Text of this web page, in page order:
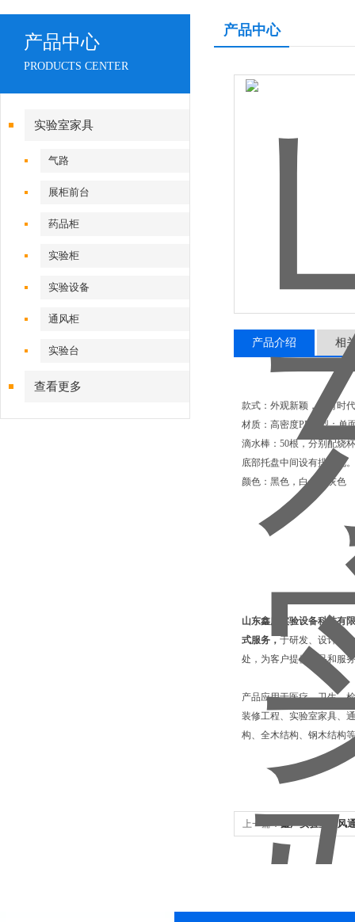
产品中心
PRODUCTS CENTER
实验室家具
气路
展柜前台
药品柜
实验柜
实验设备
通风柜
实验台
查看更多
产品中心
产品介绍 相
款式：外观新颖，具有时
材质：高密度PP类型：单
滴水棒：50根，分别配烧
底部托盘中间设有排水孔
颜色：黑色，白色，灰色
山东鑫广实验设备科技有
式服务， 于研发、设计、
处，为客户提供产品和服
产品应用于医疗、卫生、
装修工程、实验室家具、
构、全木结构、钢木结构
上一篇：鑫广实验室排风